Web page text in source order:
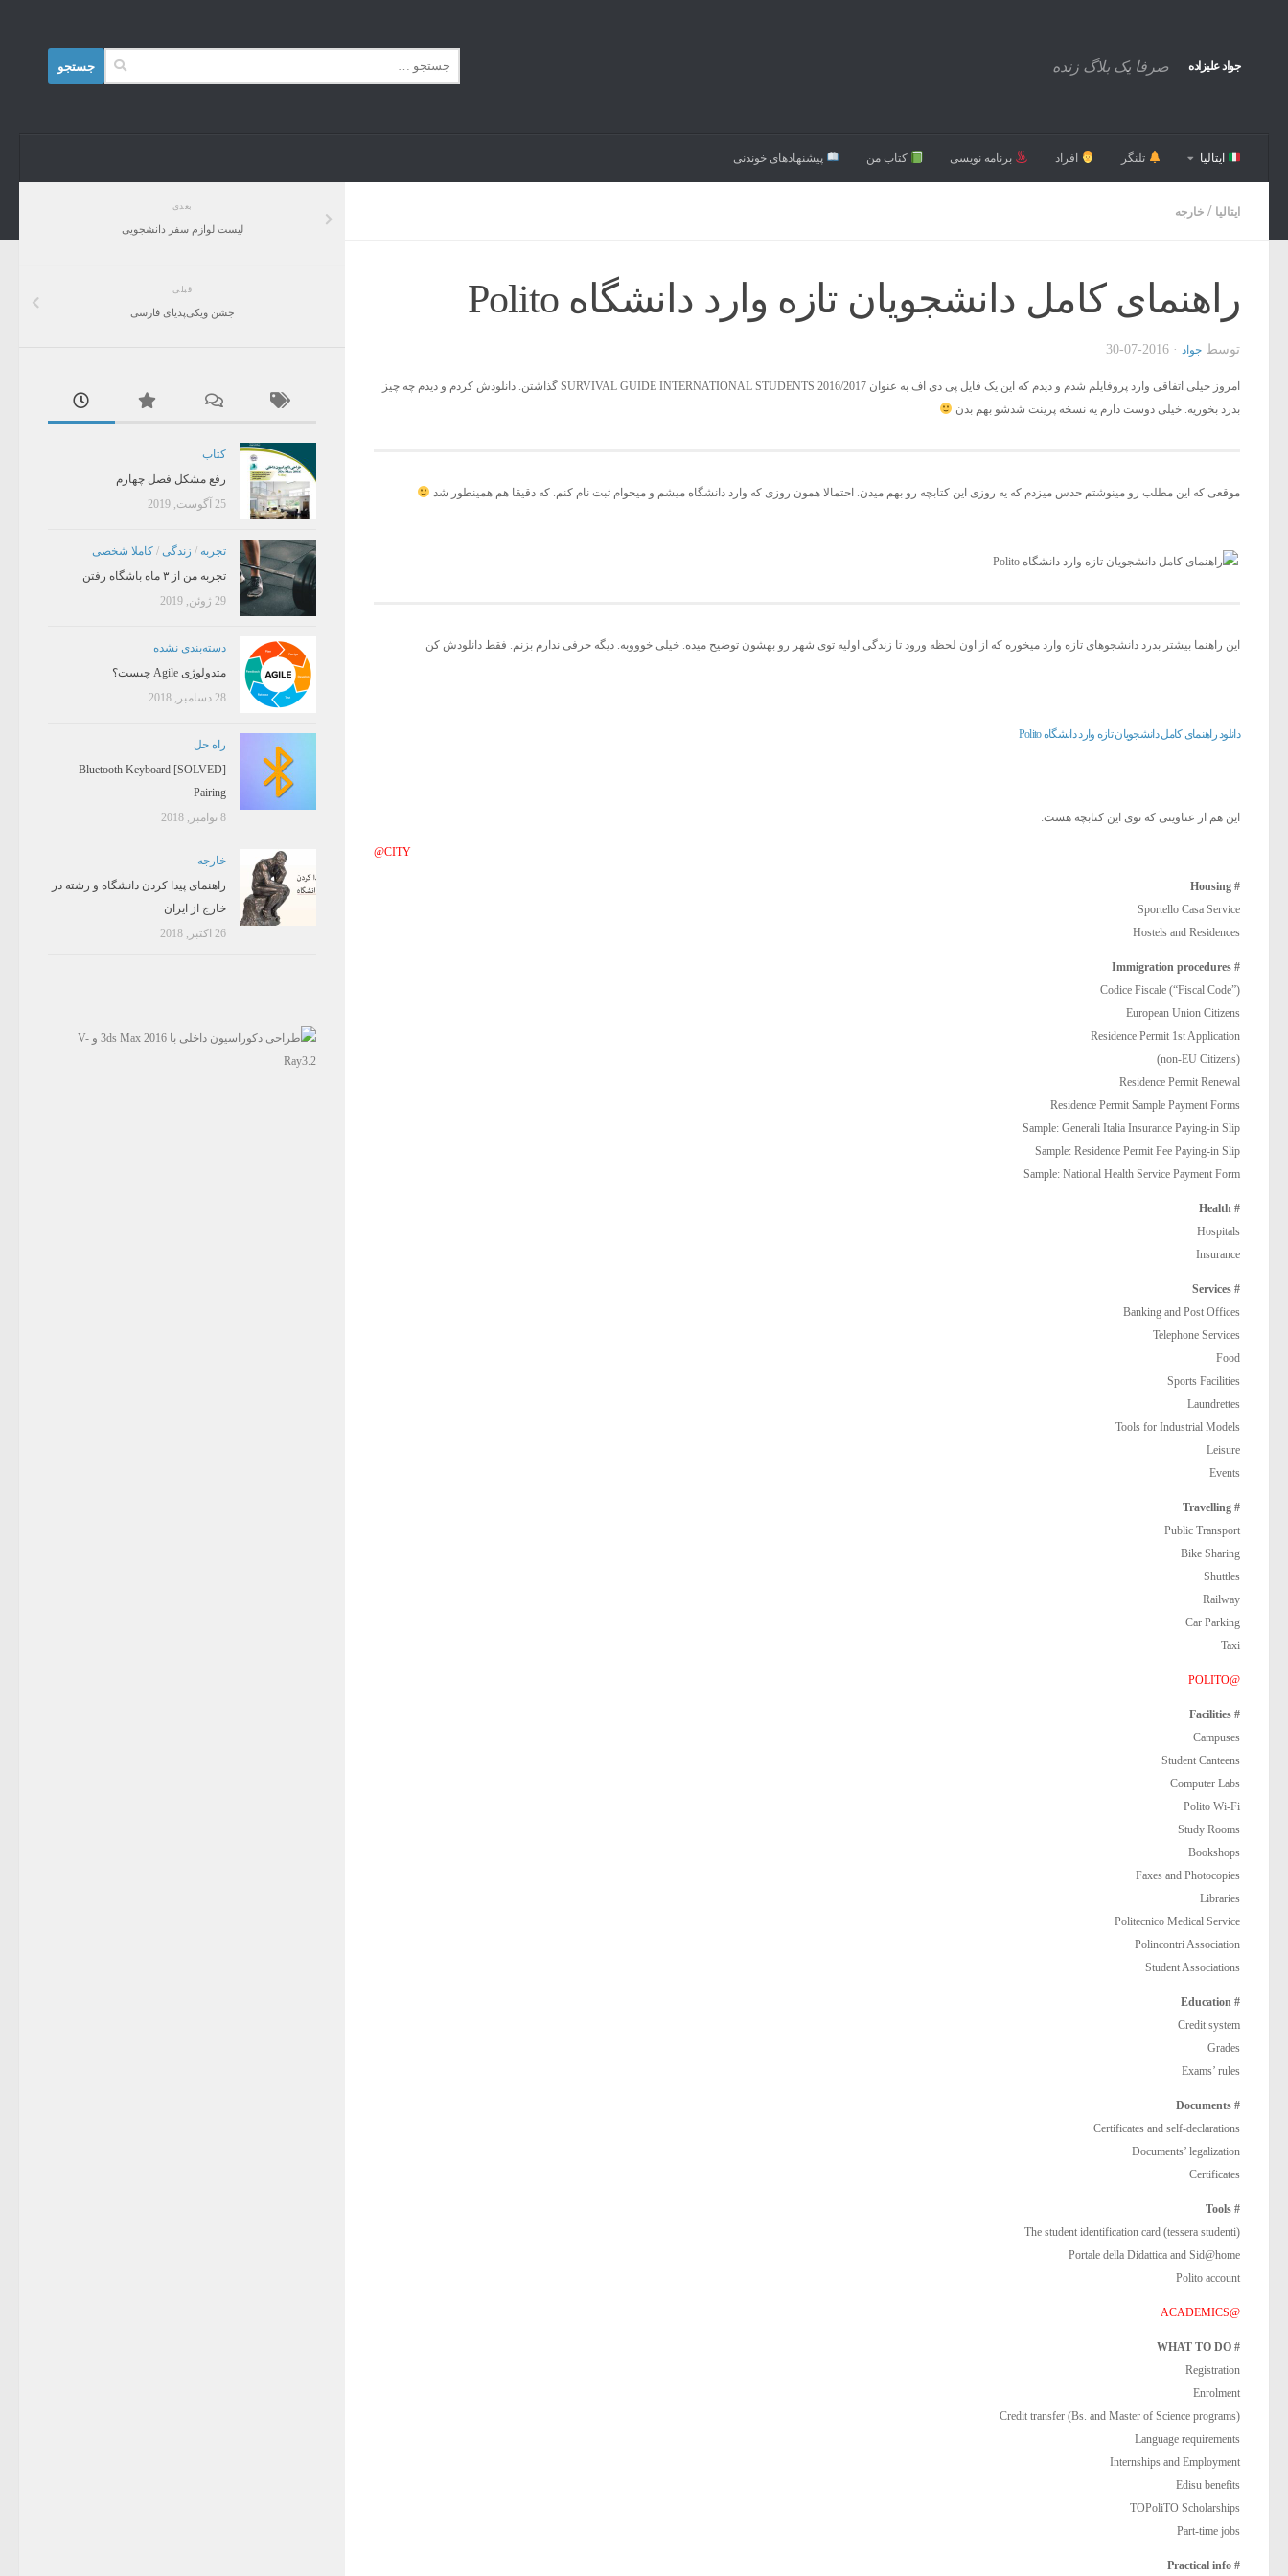
جواد علیزاده صرفا یک بلاگ زنده
برای:
ایتالیا تلنگر افراد برنامه نویسی کتاب من پیشنهاد‌های خوندنی
ایتالیا / خارجه
راهنمای کامل دانشجویان تازه وارد دانشگاه Polito
توسط جواد ·
2016-07-30
امروز خیلی اتفاقی وارد پروفایلم شدم و دیدم که این یک فایل پی دی اف به عنوان SURVIVAL GUIDE INTERNATIONAL STUDENTS 2016/2017 گذاشتن. دانلودش کردم و دیدم چه چیز
بدرد بخوریه. خیلی دوست دارم یه نسخه پرینت شدشو بهم بدن
موقعی که این مطلب رو مینوشتم حدس میزدم که یه روزی این کتابچه رو بهم میدن. احتمالا همون روزی که وارد دانشگاه میشم و میخوام ثبت نام کنم. که دقیقا هم همینطور شد
این راهنما بیشتر بدرد دانشجوهای تازه وارد میخوره که از اون لحظه ورود تا زندگی اولیه توی شهر رو بهشون توضیح میده. خیلی خوووبه. دیگه حرفی ندارم بزنم. فقط دانلودش کن
دانلود راهنمای کامل دانشجویان تازه وارد دانشگاه Polito
این هم از عناوینی که توی این کتابچه هست:
@CITY
# Housing
Sportello Casa Service
Hostels and Residences
# Immigration procedures
Codice Fiscale (“Fiscal Code”)
European Union Citizens
Residence Permit 1st Application
(non-EU Citizens)
Residence Permit Renewal
Residence Permit Sample Payment Forms
Sample: Generali Italia Insurance Paying-in Slip
Sample: Residence Permit Fee Paying-in Slip
Sample: National Health Service Payment Form
# Health
Hospitals
Insurance
# Services
Banking and Post Offices
Telephone Services
Food
Sports Facilities
Laundrettes
Tools for Industrial Models
Leisure
Events
# Travelling
Public Transport
Bike Sharing
Shuttles
Railway
Car Parking
Taxi
@POLITO
# Facilities
Campuses
Student Canteens
Computer Labs
Polito Wi-Fi
Study Rooms
Bookshops
Faxes and Photocopies
Libraries
Politecnico Medical Service
Polincontri Association
Student Associations
# Education
Credit system
Grades
Exams’ rules
# Documents
Certificates and self-declarations
Documents’ legalization
Certificates
# Tools
The student identification card (tessera studenti)
Portale della Didattica and Sid@home
Polito account
@ACADEMICS
# WHAT TO DO
Registration
Enrolment
Credit transfer (Bs. and Master of Science programs)
Language requirements
Internships and Employment
Edisu benefits
TOPoliTO Scholarships
Part-time jobs
# Practical info
بعدی
لیست لوازم سفر دانشجویی
قبلی
جشن ویکی‌پدیای فارسی
کتاب
رفع مشکل فصل چهارم
25 آگوست, 2019
تجربه / زندگی / کاملا شخصی
تجربه من از ۳ ماه باشگاه رفتن
29 ژوئن, 2019
دسته‌بندی نشده
متدولوژی Agile چیست؟
28 دسامبر, 2018
راه حل
[SOLVED] Bluetooth Keyboard
Pairing
8 نوامبر, 2018
خارجه
راهنمای پیدا کردن دانشگاه و رشته در
خارج از ایران
26 اکتبر, 2018